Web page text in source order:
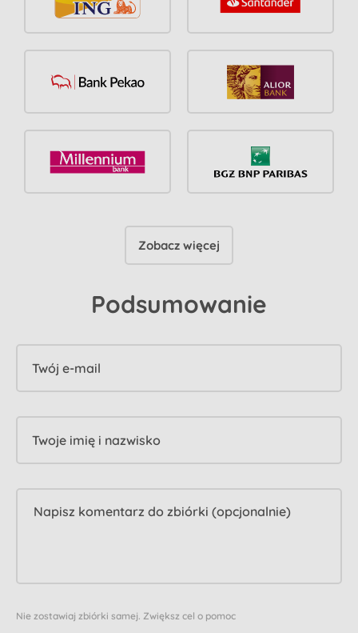
Zobacz więcej
Podsumowanie
Twój e-mail
Twoje imię i nazwisko
Nie zostawiaj zbiórki samej. Zwiększ cel o pomoc